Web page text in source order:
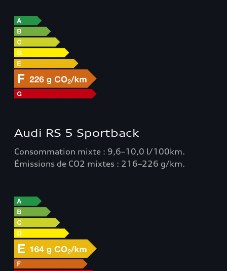
Audi RS 5 Sportback
Consommation mixte : 9,6–10,0 l/100km.
Émissions de CO2 mixtes : 216–226 g/km.